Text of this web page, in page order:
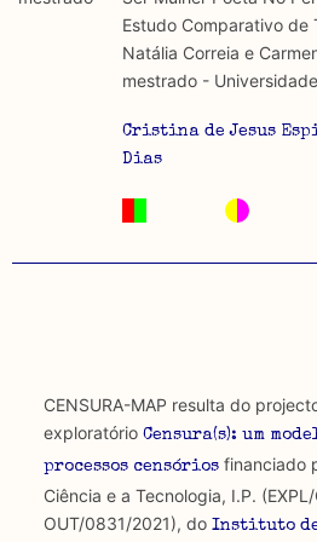
académicos.
Limitações
produzidos até 2022, contudo
a algumas das publicações que
discurso e uso da liberdade de
uma censura que é
constitutiva do próprio acto de
Tipo investigação realizada
Os resultados obtidos podem ser
.csv para importação em
Estudo Comparativo de
Natália Correia e
mestrado -
Cristina de Jesus
Dias
CENSURA-MAP resulta do
exploratório Censura(s): um
processos censóriosfinanciado
Ciência e a Tecnologia, I.P.
OUT/0831/2021), do Instituto